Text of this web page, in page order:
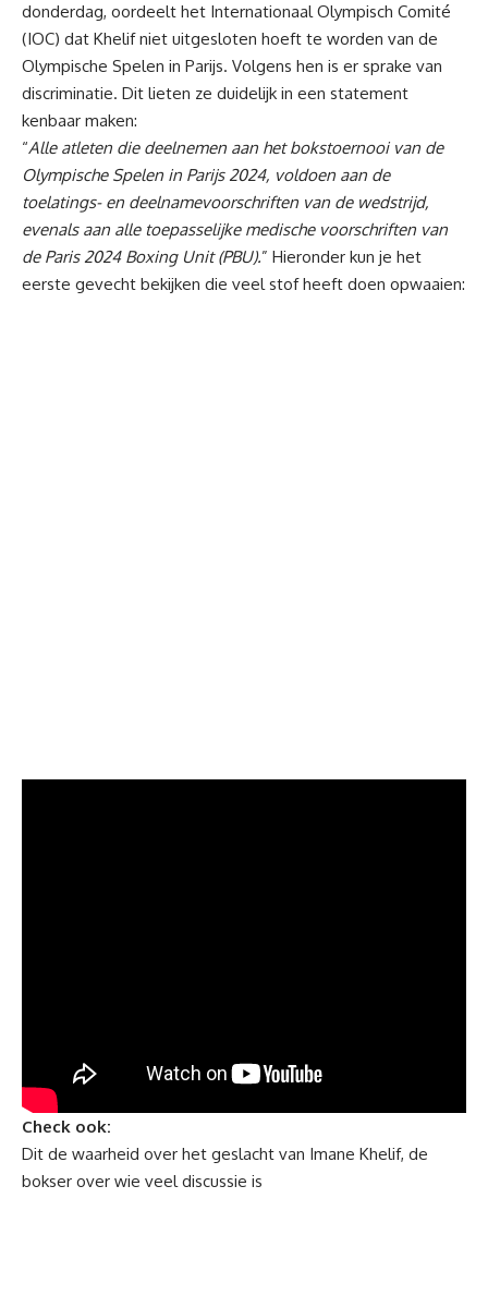
donderdag, oordeelt het Internationaal Olympisch Comité
(IOC) dat Khelif niet uitgesloten hoeft te worden van de
Olympische Spelen in Parijs. Volgens hen is er sprake van
discriminatie. Dit lieten ze duidelijk in een statement
kenbaar maken:
“Alle atleten die deelnemen aan het bokstoernooi van de
Olympische Spelen in Parijs 2024, voldoen aan de
toelatings- en deelnamevoorschriften van de wedstrijd,
evenals aan alle toepasselijke medische voorschriften van
de Paris 2024 Boxing Unit (PBU).” Hieronder kun je het
eerste gevecht bekijken die veel stof heeft doen opwaaien:
Check ook:
Dit de waarheid over het geslacht van Imane Khelif, de
bokser over wie veel discussie is